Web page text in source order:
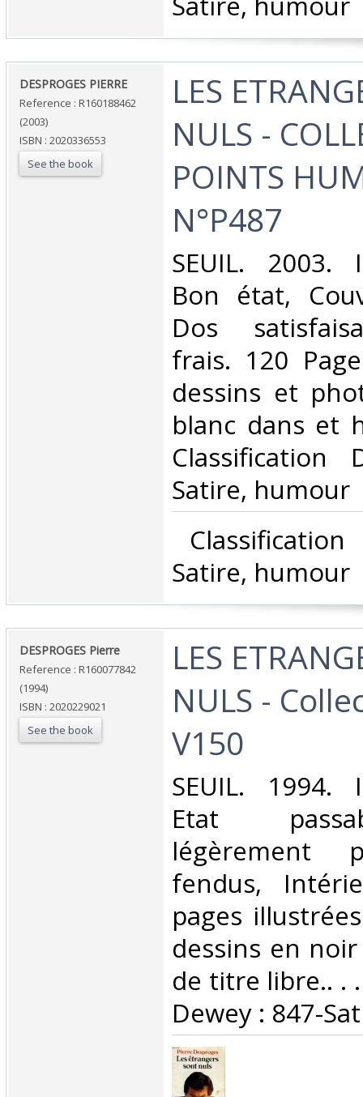
‎DESPROGES PIERRE‎
Reference : R160188462
(2003)
ISBN : 2020336553
See the book
‎LES
NULS -
POINTS
N°P487‎
‎SEUIL. 2003.
Bon état,
Dos
frais. 120
dessins et
blanc dans et
Classification
Satire, humour‎
Satire, humour‎
‎DESPROGES Pierre‎
Reference : R160077842
(1994)
ISBN : 2020229021
See the book
‎LES
NULS -
V150‎
‎SEUIL. 1994.
Etat
légèrement
fendus,
pages
dessins en
de titre libre.. .
Dewey : 847-